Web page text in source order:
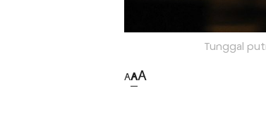
Tunggal
AAA